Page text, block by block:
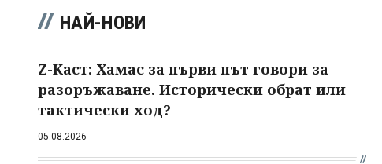
НАЙ-НОВИ
Z-Каст: Хамас за първи път говори за
разоръжаване. Исторически обрат или
тактически ход?
05.08.2026